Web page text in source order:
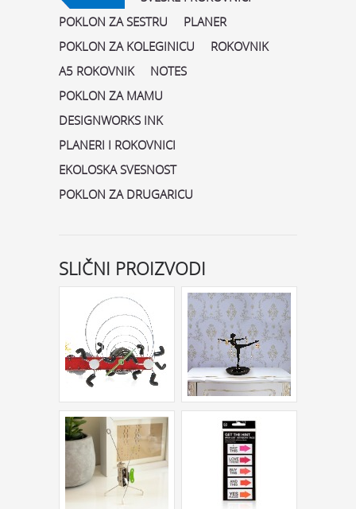
POKLON ZA SESTRU
PLANER
POKLON ZA KOLEGINICU
ROKOVNIK
A5 ROKOVNIK
NOTES
POKLON ZA MAMU
DESIGNWORKS INK
PLANERI I ROKOVNICI
EKOLOSKA SVESNOST
POKLON ZA DRUGARICU
SLIČNI PROIZVODI